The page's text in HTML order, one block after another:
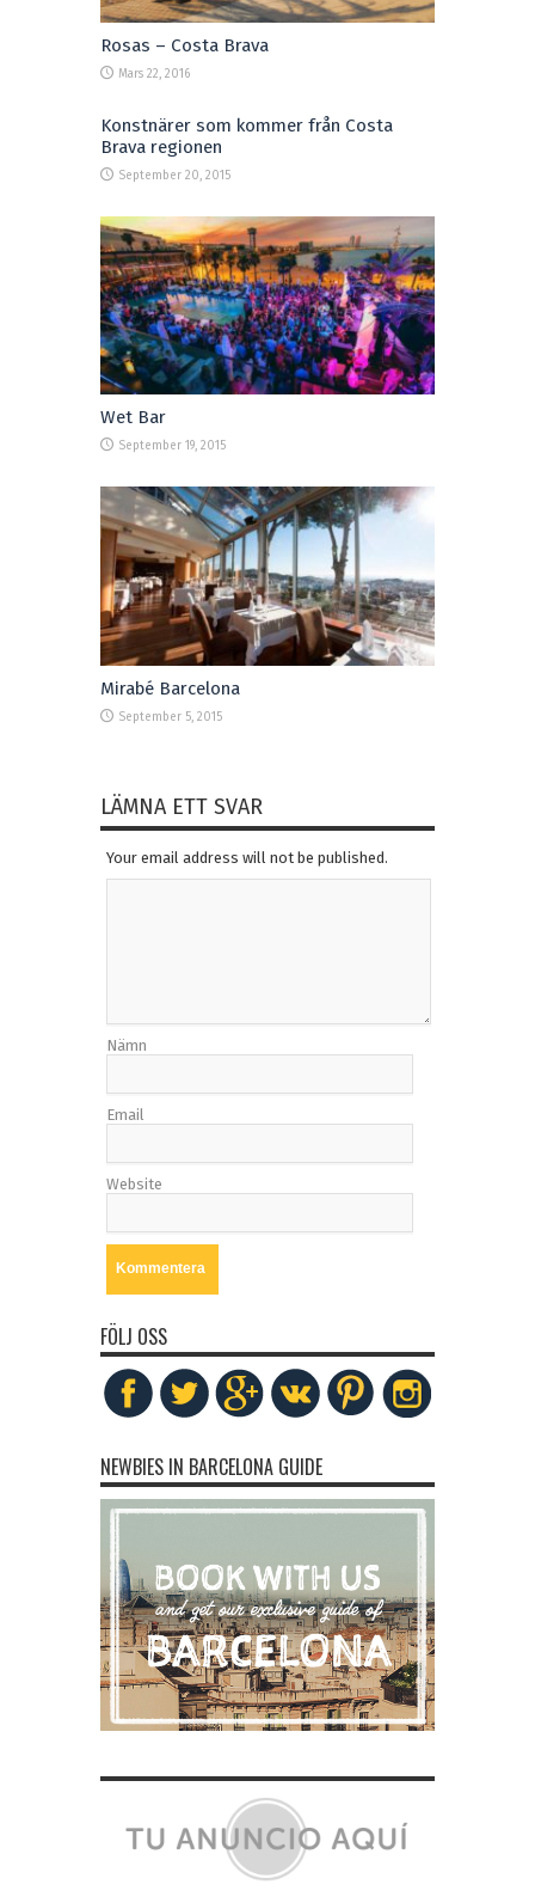
Rosas – Costa Brava
Mars 22, 2016
Konstnärer som kommer från Costa
Brava regionen
September 20, 2015
Wet Bar
September 19, 2015
Mirabé Barcelona
September 5, 2015
LÄMNA ETT SVAR
Your email address will not be published.
Nämn
Email
Website
FÖLJ OSS
NEWBIES IN BARCELONA GUIDE